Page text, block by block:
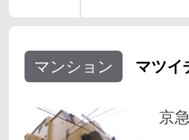
マンション マツイ
京